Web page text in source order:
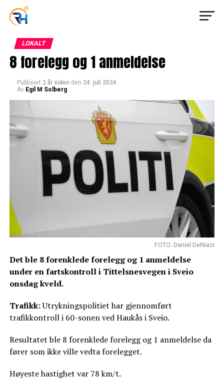
LOKALT
8 forelegg og 1 anmeldelse
Publisert 2 år siden den 24. juli 2024
Av Egil M Solberg
FOTO: Daniel DeNiazi
Det ble 8 forenklede forelegg og 1 anmeldelse
under en fartskontroll i Tittelsnesvegen i Sveio
onsdag kveld.
Trafikk:Utrykningspolitiet har gjennomført
trafikkontroll i 60-sonen ved Haukås i Sveio.
Resultatet ble 8 forenklede forelegg og 1 anmeldelse da
fører som ikke ville vedta forelegget.
Høyeste hastighet var 78 km/t.